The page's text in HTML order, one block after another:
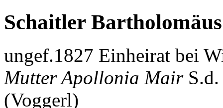
Schaitler Bartholomäus
ungef.1827 Einheirat bei
Mutter Apollonia Mair
(Voggerl)